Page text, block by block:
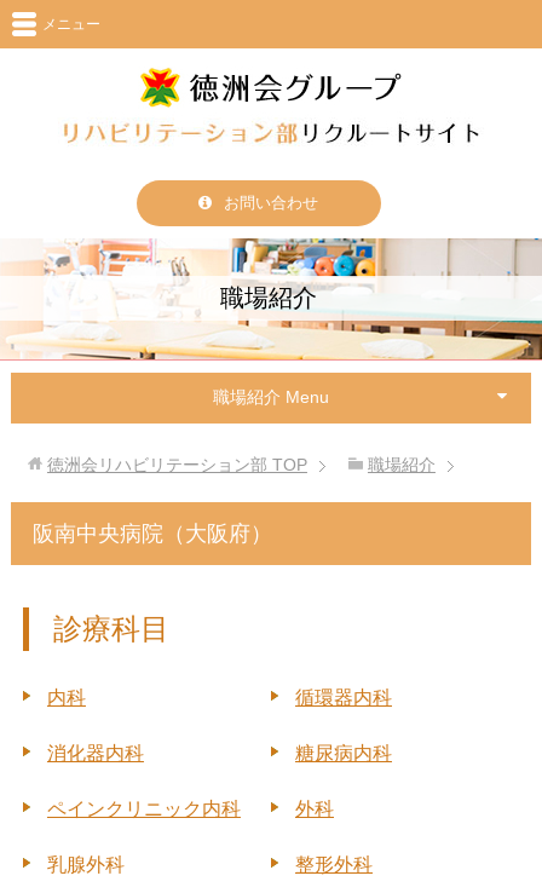
メニュー
お問い合わせ
職場紹介
徳洲会リハビリテーション部 TOP 職場紹介
阪南中央病院（大阪府）
診療科目
内科 循環器内科
消化器内科 糖尿病内科
ペインクリニック内科 外科
乳腺外科 整形外科
職場紹介 Menu